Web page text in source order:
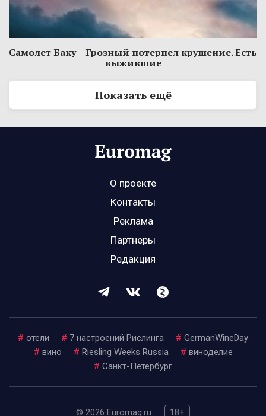
Самолет Баку – Грозный потерпел крушение. Есть
выжившие
Показать ещё
О проекте
Контакты
Реклама
Партнеры
Редакция
# отели # 7 настроений Рислинга # GermanWineDay
# вино # Riesling Weeks Russia # виноделие
# Санкт-Петербург
© 2026 Euromag.ru 18+